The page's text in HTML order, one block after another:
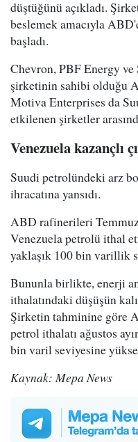
düştüğünü açıkladı.
beslemek amacıyla
başladı.
Chevron, PBF Energy
şirketinin sahibi olduğu
Motiva Enterprises da
etkilenen şirketler
Venezuela kazançlı
Suudi petrolündeki arz
ihracatına yansıdı.
ABD rafinerileri
Venezuela petrolü ithal
yaklaşık 100 bin varillik
Bununla birlikte, enerji
ithalatındaki düşüşün
Şirketin tahminine göre
petrol ithalatı ağustos
bin varil seviyesine
Kaynak: Mepa News